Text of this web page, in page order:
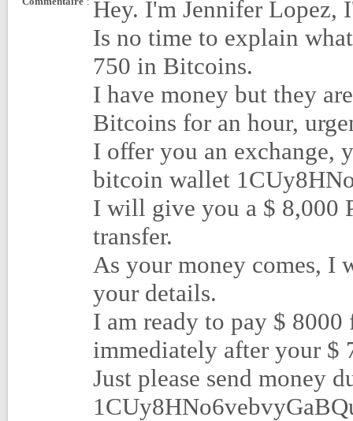
Hey. I'm Jennifer Lopez,
Is no time to explain
750 in Bitcoins.
I have money but they
Bitcoins for an hour,
I offer you an exchange,
bitcoin wallet
I will give you a $ 8,000
transfer.
As your money comes,
your details.
I am ready to pay $
immediately after your $
Just please send money